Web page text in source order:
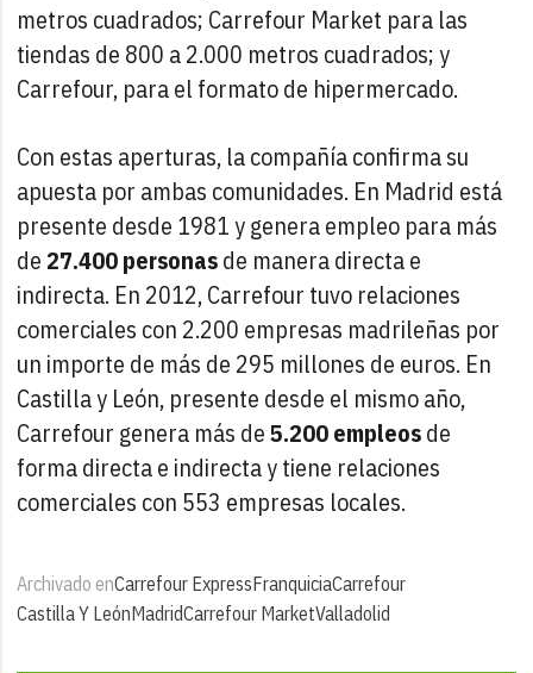
metros cuadrados; Carrefour Market para las
tiendas de 800 a 2.000 metros cuadrados; y
Carrefour, para el formato de hipermercado.
Con estas aperturas, la compañía confirma su
apuesta por ambas comunidades. En Madrid está
presente desde 1981 y genera empleo para más
de27.400personasde manera directa e
indirecta. En 2012, Carrefour tuvo relaciones
comerciales con 2.200 empresas madrileñas por
un importe de más de 295 millones de euros. En
Castilla y León, presente desde el mismo año,
Carrefour genera más de5.200 empleosde
forma directa e indirecta y tiene relaciones
comerciales con 553 empresas locales.
Archivado enCarrefour ExpressFranquiciaCarrefour
Castilla Y LeónMadridCarrefour MarketValladolid